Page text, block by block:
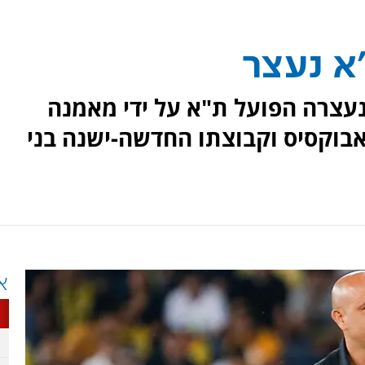
נעצר
הפועל ת"א על ידי מאמנה
וקבוצתו החדשה-ישנה בני